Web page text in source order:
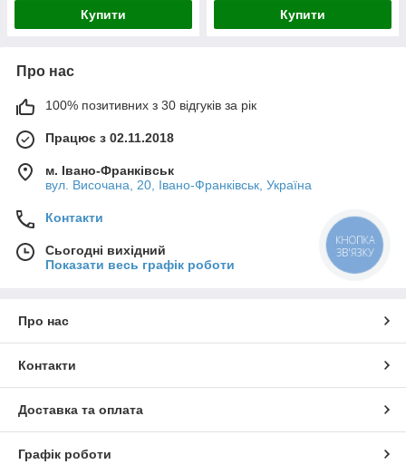
Купити Купити
Про нас
100% позитивних з 30 відгуків за рік
Працює з 02.11.2018
м. Івано-Франківськ
вул. Височана, 20, Івано-Франківськ, Україна
Контакти
Сьогодні вихідний
Показати весь графік роботи
Про нас
Контакти
Доставка та оплата
Графік роботи
КНОПКА
ЗВ'ЯЗКУ